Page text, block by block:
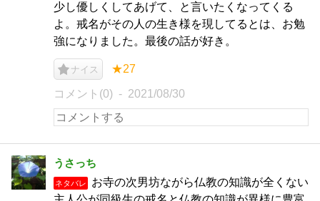
少し優しくしてあげて、と言いたくなってくる
よ。戒名がその人の生き様を現してるとは、お勉
強になりました。最後の話が好き。
ナイス ★27
コメント(0) 2021/08/30
うさっち
ネタバレ
お寺の次男坊ながら仏教の知識が全くない